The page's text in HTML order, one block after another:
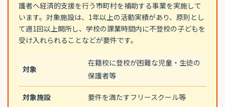
護者へ経済的支援を行う市町村を補助する事業を実施して
います。対象施設は、1年以上の活動実績があり、原則とし
て週1回以上開所し、学校の課業時間内に不登校の子どもを
受け入れられることなどが要件です。
対象
在籍校に登校が困難な児童・生徒の
保護者等
対象施設 要件を満たすフリースクール等